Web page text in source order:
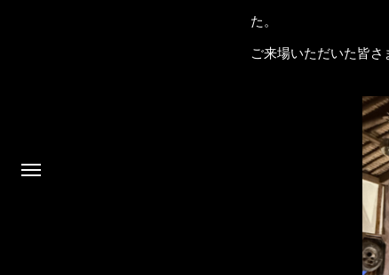
た。
ご来場いただいた皆さ